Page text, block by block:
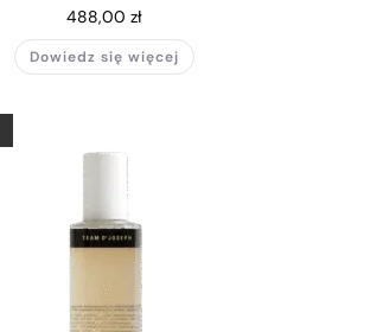
488,00 zł
Dowiedz się więcej